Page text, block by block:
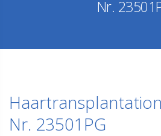
Nr.
Nr. 23501PG